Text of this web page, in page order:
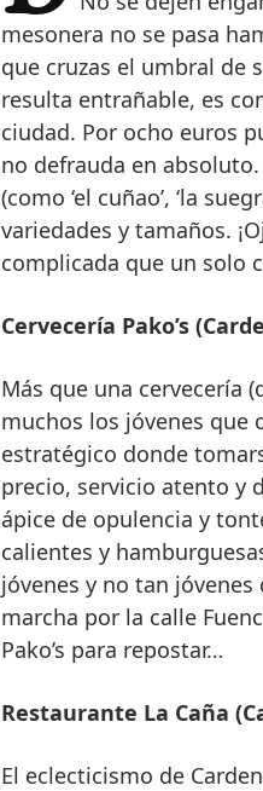
mesonera no se pasa
que cruzas el umbral de
resulta entrañable, es
ciudad. Por ocho euros
no defrauda en
(como ‘el cuñao’, ‘la
variedades y tamaños.
complicada que un solo
Cervecería Pako’s
Más que una cervecería
muchos los jóvenes
estratégico donde
precio, servicio atento y
ápice de opulencia y
calientes y
jóvenes y no tan
marcha por la calle
Pako’s para repostar…
Restaurante La Caña
El eclecticismo de